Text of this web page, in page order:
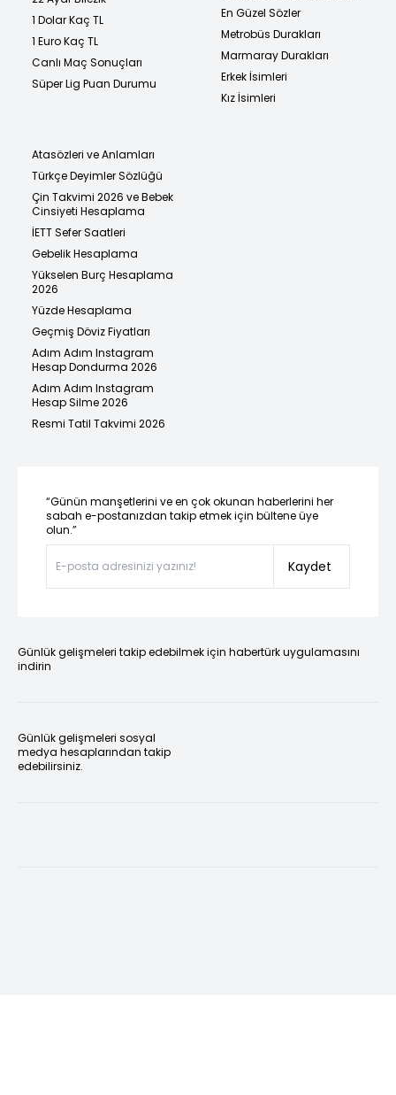
1 Dolar Kaç TL
1 Euro Kaç TL
Canlı Maç Sonuçları
Süper Lig Puan Durumu
En Güzel Sözler
Metrobüs Durakları
Marmaray Durakları
Erkek İsimleri
Kız İsimleri
Atasözleri ve Anlamları
Türkçe Deyimler Sözlüğü
Çin Takvimi 2026 ve Bebek
Cinsiyeti Hesaplama
İETT Sefer Saatleri
Gebelik Hesaplama
Yükselen Burç Hesaplama
2026
Yüzde Hesaplama
Geçmiş Döviz Fiyatları
Adım Adım Instagram
Hesap Dondurma 2026
Adım Adım Instagram
Hesap Silme 2026
Resmi Tatil Takvimi 2026
“Günün manşetlerini ve en çok okunan haberlerini her
sabah e-postanızdan takip etmek için bültene üye
olun.”
Kaydet
Günlük gelişmeleri takip edebilmek için habertürk uygulamasını
indirin
Günlük gelişmeleri sosyal
medya hesaplarından takip
edebilirsiniz.